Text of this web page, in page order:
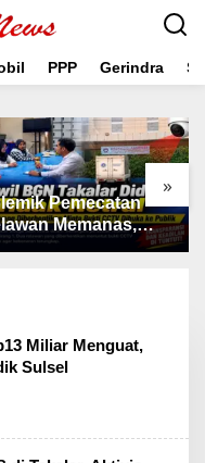
PPP Gerindra
»
Lingkungan
PRI Minta
Periksa
Miliar Menguat,
Sulsel